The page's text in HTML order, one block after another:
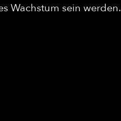
Wachstum sein werden.